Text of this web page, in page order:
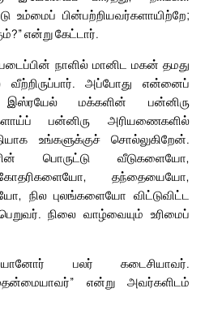
உம்மைப் பின்பற்றியவர்களாயிற்றே;
என்று கேட்டார்.
படைப்பின் நாளில் மானிட மகன் தமது
வீற்றிருப்பார். அப்போது என்னைப்
இஸ்ரயேல் மக்களின் பன்னிரு
பன்னிரு அரியணைகளில்
உங்களுக்குச் சொல்லுகிறேன்.
பொருட்டு வீடுகளையோ,
தந்தையையோ,
நில புலங்களையோ விட்டுவிட்ட
நிலை வாழ்வையும் உரிமைப்
பலர் கடைசியாவர்.
என்று அவர்களிடம்